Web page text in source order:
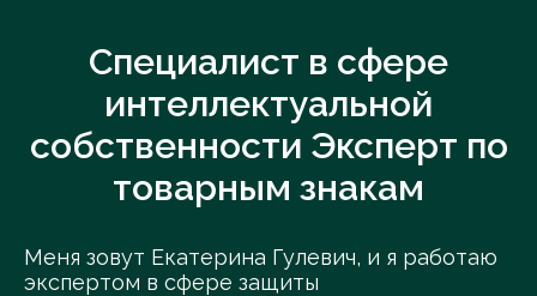
Специалист в сфере
интеллектуальной
собственности Эксперт по
товарным знакам
Меня зовут Екатерина Гулевич, и я работаю
экспертом в сфере защиты